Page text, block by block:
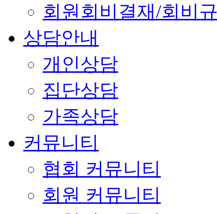
회원회비결재/회비
상담안내
개인상담
집단상담
가족상담
커뮤니티
협회 커뮤니티
회원 커뮤니티